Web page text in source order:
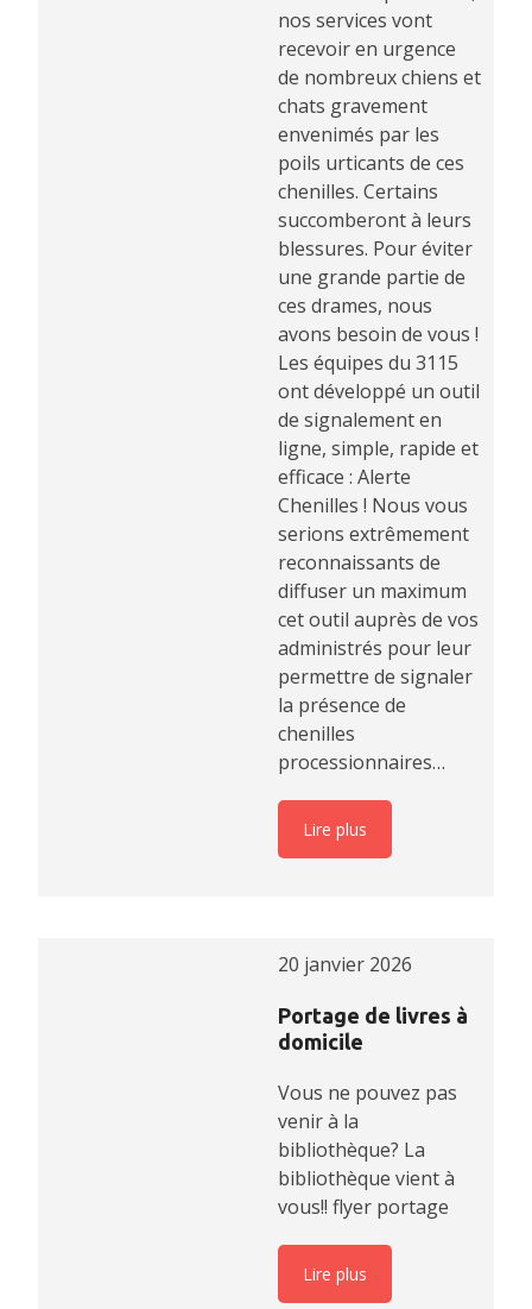
nos services vont
recevoir en urgence
de nombreux chiens et
chats gravement
envenimés par les
poils urticants de ces
chenilles. Certains
succomberont à leurs
blessures. Pour éviter
une grande partie de
ces drames, nous
avons besoin de vous !
Les équipes du 3115
ont développé un outil
de signalement en
ligne, simple, rapide et
efficace : Alerte
Chenilles ! Nous vous
serions extrêmement
reconnaissants de
diffuser un maximum
cet outil auprès de vos
administrés pour leur
permettre de signaler
la présence de
chenilles
processionnaires…
Lire plus
20 janvier 2026
Portage de livres à
domicile
Vous ne pouvez pas
venir à la
bibliothèque? La
bibliothèque vient à
vous!! flyer portage
Lire plus